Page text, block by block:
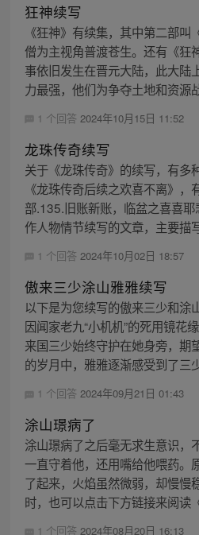
狂神续写
《狂神》有续集，其中第二部叫
僧为主视角普渡苍生。还有《狂
事依旧发生在晋元大陆，此大陆
力最强，他们为争夺土地和资源
1 个回答 2024年10月15日 11:52
龙珠传奇续写
关于《龙珠传奇》的续写，有多
《龙珠传奇后续之欢喜不离》，
部.135.旧账新账，临盆之喜喜
作人物情节续写的文章，主要描
1 个回答 2024年10月02日 18:57
傲来三少涂山雅雅续写
以下是为您续写的傲来三少和涂
因闻家老九“小机机”的死用镜花
来国三少始终守护在她身旁，期
的岁月中，雅雅逐渐感受到了三
1 个回答 2024年09月21日 01:43
涂山璟病了
涂山璟病了之后毫无求生意识，
一直守着他，还用嘴给他喂药。
了起来，火焰虽然微弱，却慢慢
时，也可以点击下方链接来阅读
1 个回答 2024年08月20日 16:13